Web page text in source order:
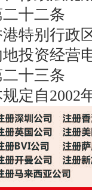
二十二条
特别行政
地投资经营
二十三条
定自2002